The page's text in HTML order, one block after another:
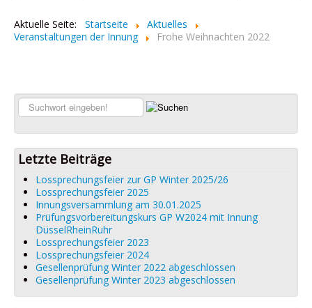
Aktuelle Seite: Startseite
Aktuelles
Veranstaltungen der Innung
Frohe Weihnachten 2022
Suchen...
Letzte Beiträge
Lossprechungsfeier zur GP Winter 2025/26
Lossprechungsfeier 2025
Innungsversammlung am 30.01.2025
Prüfungsvorbereitungskurs GP W2024 mit Innung
DüsselRheinRuhr
Lossprechungsfeier 2023
Lossprechungsfeier 2024
Gesellenprüfung Winter 2022 abgeschlossen
Gesellenprüfung Winter 2023 abgeschlossen